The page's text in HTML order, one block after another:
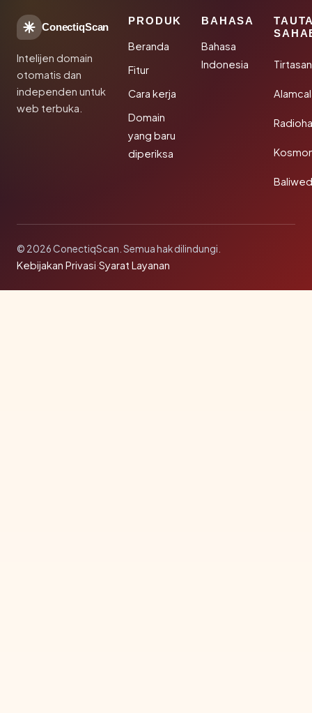
ConectiqScan
Intelijen domain
otomatis dan
independen untuk
web terbuka.
PRODUK
Beranda
Fitur
Cara kerja
Domain
yang baru
diperiksa
BAHASA
Bahasa
Indonesia
© 2026 ConectiqScan. Semua hak dilindungi.
Kebijakan Privasi·Syarat Layanan